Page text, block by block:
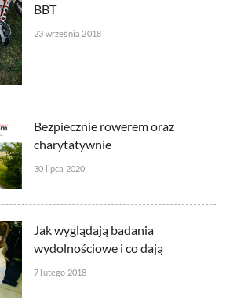
BBT
23 września 2018
Bezpiecznie rowerem oraz
charytatywnie
30 lipca 2020
Jak wyglądają badania
wydolnościowe i co dają
7 lutego 2018